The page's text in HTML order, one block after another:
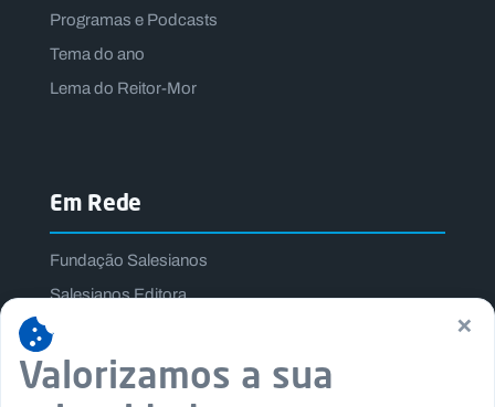
Programas e Podcasts
Tema do ano
Lema do Reitor-Mor
Em Rede
Fundação Salesianos
Salesianos Editora
Família Salesiana
Missão Dom Bosco
Jogos Nacionais Salesianos
×
Valorizamos a sua